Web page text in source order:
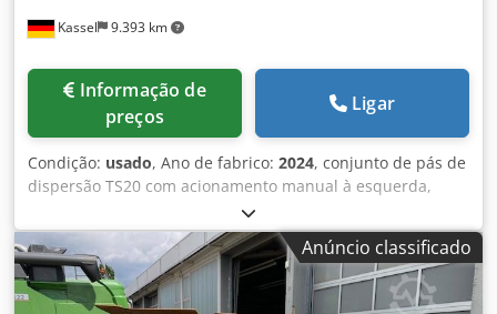
Kassel 9.393 km
preços
Ligar
Condição: usado, Ano de fabrico: 2024, conjunto de pás de
dispersão TS20 com acionamento manual à esquerda,
conjunto de pás de dispersão TS20 / à direita acionamento
hidráulico à esquerda com AutoTS e FlowControl ProfiSPro,
acionamento hidráulico / à direita com AutoTS e
FlowControl ProfiSPro, disco principal à esquerda com
AutoTS / disco principal à direita Djdpfetrdzwex Aagjwa
Anúncio classificado